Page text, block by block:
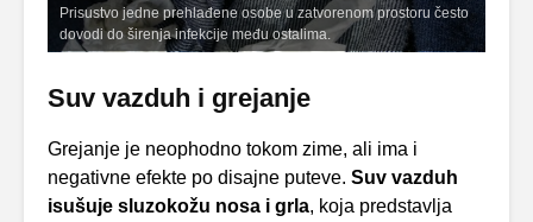
Prisustvo jedne prehlađene osobe u zatvorenom prostoru često
dovodi do širenja infekcije među ostalima.
Suv vazduh i grejanje
Grejanje je neophodno tokom zime, ali ima i
negativne efekte po disajne puteve. Suv vazduh
isušuje sluzokožu nosa i grla, koja predstavlja